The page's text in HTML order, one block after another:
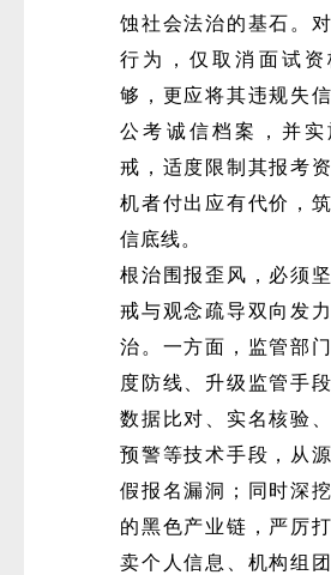
蚀社会法治的基石。
行为，仅取消面试资
够，更应将其违规失
公考诚信档案，并实
戒，适度限制其报考
机者付出应有代价，
信底线。
根治围报歪风，必须
戒与观念疏导双向发
治。一方面，监管部
度防线、升级监管手
数据比对、实名核验
预警等技术手段，从
假报名漏洞；同时深
的黑色产业链，严厉
卖个人信息、机构组